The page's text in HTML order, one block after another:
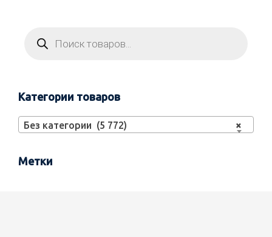
Категории товаров
×
Без категории (5 772)
Метки